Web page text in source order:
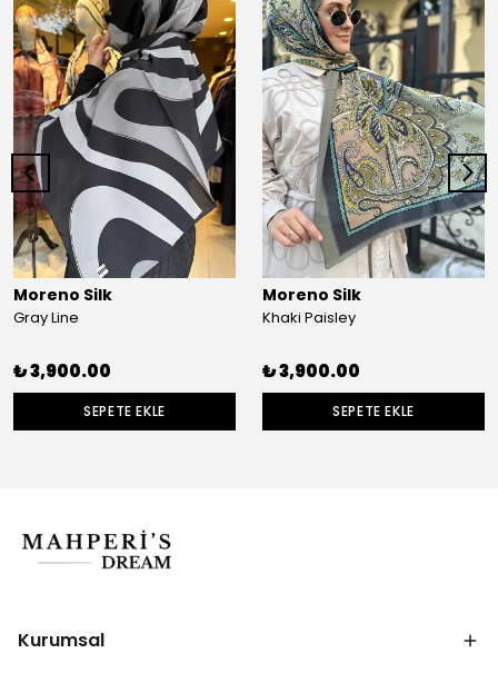
Moreno Silk
Gray Line
₺ 3,900.00
SEPETE EKLE
Moreno Silk
Khaki Paisley
₺ 3,900.00
SEPETE EKLE
Kurumsal